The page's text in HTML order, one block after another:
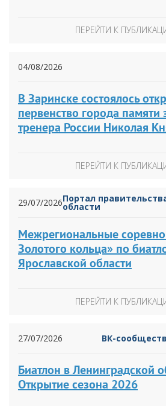
ПЕРЕЙТИ К
04/08/2026
В Заринске состоялось
первенство города памяти
тренера России Николая
ПЕРЕЙТИ К
29/07/2026Портал
области
Межрегиональные
Золотого кольца» по
Ярославской области
ПЕРЕЙТИ К
27/07/2026 ВК-
Биатлон в Ленинградской
Открытие сезона 2026